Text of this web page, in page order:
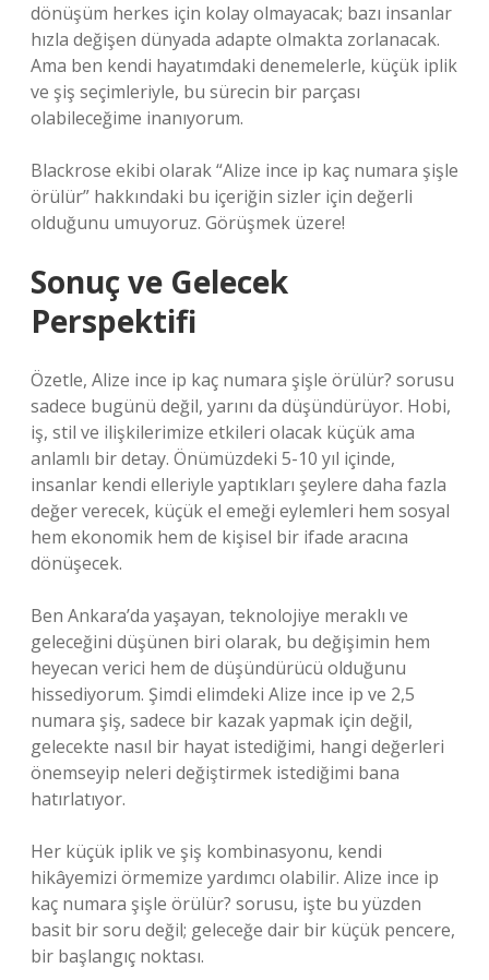
dönüşüm herkes için kolay olmayacak; bazı insanlar
hızla değişen dünyada adapte olmakta zorlanacak.
Ama ben kendi hayatımdaki denemelerle, küçük iplik
ve şiş seçimleriyle, bu sürecin bir parçası
olabileceğime inanıyorum.
Blackrose ekibi olarak “Alize ince ip kaç numara şişle
örülür” hakkındaki bu içeriğin sizler için değerli
olduğunu umuyoruz. Görüşmek üzere!
Sonuç ve Gelecek
Perspektifi
Özetle, Alize ince ip kaç numara şişle örülür? sorusu
sadece bugünü değil, yarını da düşündürüyor. Hobi,
iş, stil ve ilişkilerimize etkileri olacak küçük ama
anlamlı bir detay. Önümüzdeki 5-10 yıl içinde,
insanlar kendi elleriyle yaptıkları şeylere daha fazla
değer verecek, küçük el emeği eylemleri hem sosyal
hem ekonomik hem de kişisel bir ifade aracına
dönüşecek.
Ben Ankara’da yaşayan, teknolojiye meraklı ve
geleceğini düşünen biri olarak, bu değişimin hem
heyecan verici hem de düşündürücü olduğunu
hissediyorum. Şimdi elimdeki Alize ince ip ve 2,5
numara şiş, sadece bir kazak yapmak için değil,
gelecekte nasıl bir hayat istediğimi, hangi değerleri
önemseyip neleri değiştirmek istediğimi bana
hatırlatıyor.
Her küçük iplik ve şiş kombinasyonu, kendi
hikâyemizi örmemize yardımcı olabilir. Alize ince ip
kaç numara şişle örülür? sorusu, işte bu yüzden
basit bir soru değil; geleceğe dair bir küçük pencere,
bir başlangıç noktası.